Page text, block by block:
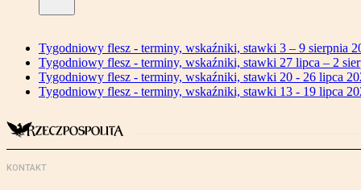
Tygodniowy flesz - terminy, wskaźniki, stawki 3 – 9 sierpnia
Tygodniowy flesz - terminy, wskaźniki, stawki 27 lipca – 2
Tygodniowy flesz - terminy, wskaźniki, stawki 20 - 26 lipca
Tygodniowy flesz - terminy, wskaźniki, stawki 13 - 19 lipca
KONTAKT